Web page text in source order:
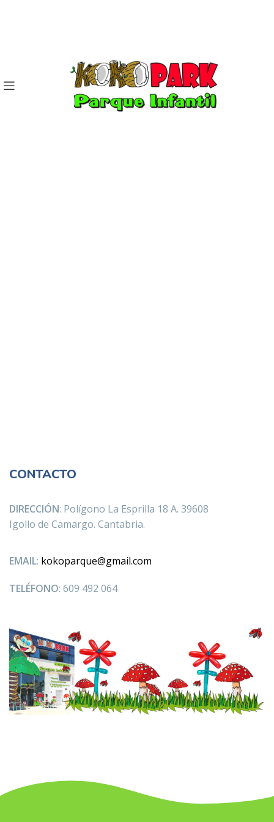
CONTACTO
DIRECCIÓN: Polígono La Esprilla 18 A. 39608
Igollo de Camargo. Cantabria.
EMAIL: kokoparque@gmail.com
TELÉFONO: 609 492 064